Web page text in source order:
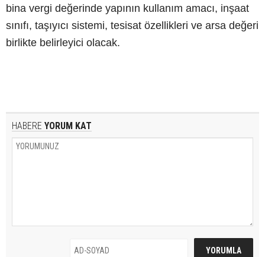
bina vergi değerinde yapının kullanım amacı, inşaat
sınıfı, taşıyıcı sistemi, tesisat özellikleri ve arsa değeri
birlikte belirleyici olacak.
HABERE YORUM KAT